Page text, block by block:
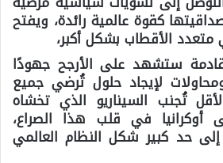
كقوة عالمية رائدة، ويفتح
متعدد الأقطاب بشكل أكبر،
ستشهد على الأرجح جهودًا
لإيجاد حلول تُرضي جميع
تُجنب السيناريو الذي تخشاه
أوكرانيا في قلب هذا الصراع،
حد كبير شكل النظام العالمي